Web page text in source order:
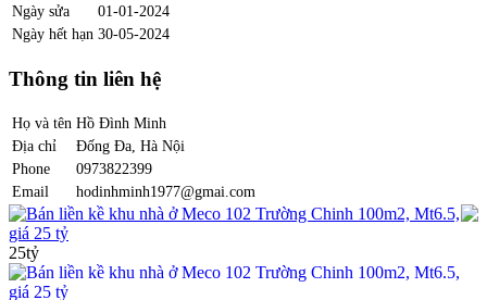
Ngày sửa
01-01-2024
Ngày hết hạn 30-05-2024
Thông tin liên hệ
Họ và tên Hồ Đình Minh
Địa chỉ
Đống Đa, Hà Nội
Phone
0973822399
Email
hodinhminh1977@gmai.com
Bán liền kề khu nhà ở Meco 102 Trường Chinh 100m2, Mt6.5,
giá 25 tỷ
25tỷ